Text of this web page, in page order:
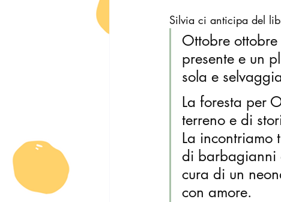
Silvia ci anticipa del
Ottobre
presente e un
sola e
La foresta per
terreno e di
La
di barbagianni
cura di un
con amore.